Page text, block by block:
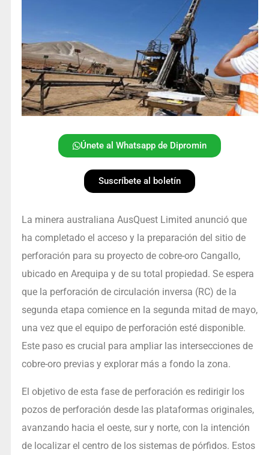
Únete al Whatsapp de Dipromin
Suscríbete al boletín
La minera australiana AusQuest Limited anunció que
ha completado el acceso y la preparación del sitio de
perforación para su proyecto de cobre-oro Cangallo,
ubicado en Arequipa y de su total propiedad. Se espera
que la perforación de circulación inversa (RC) de la
segunda etapa comience en la segunda mitad de mayo,
una vez que el equipo de perforación esté disponible.
Este paso es crucial para ampliar las intersecciones de
cobre-oro previas y explorar más a fondo la zona.
El objetivo de esta fase de perforación es redirigir los
pozos de perforación desde las plataformas originales,
avanzando hacia el oeste, sur y norte, con la intención
de localizar el centro de los sistemas de pórfidos. Estos